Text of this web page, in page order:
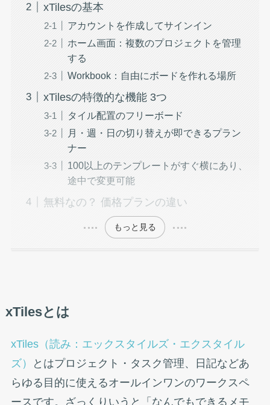
xTilesの基本
アカウントを作成してサインイン
ホーム画面：複数のプロジェクトを管理
する
Workbook：自由にボードを作れる場所
xTilesの特徴的な機能 3つ
タイル配置のフリーボード
月・週・日の切り替えが即できるプラン
ナー
100以上のテンプレートがすぐ横にあり、
途中で変更可能
無料なの？ 価格プランの違い
もっと見る
xTilesとは
xTiles（読み：エックスタイルズ・エクスタイル
ズ）
とはプロジェクト・タスク管理、日記などあ
らゆる目的に使えるオールインワンのワークスペ
ースです。ざっくりいうと「なんでもできるメモ